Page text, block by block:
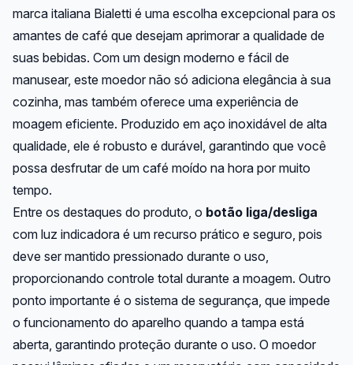
marca italiana Bialetti é uma escolha excepcional para os
amantes de café que desejam aprimorar a qualidade de
suas bebidas. Com um design moderno e fácil de
manusear, este moedor não só adiciona elegância à sua
cozinha, mas também oferece uma experiência de
moagem eficiente. Produzido em aço inoxidável de alta
qualidade, ele é robusto e durável, garantindo que você
possa desfrutar de um café moído na hora por muito
tempo.
Entre os destaques do produto, o botão liga/desliga
com luz indicadora é um recurso prático e seguro, pois
deve ser mantido pressionado durante o uso,
proporcionando controle total durante a moagem. Outro
ponto importante é o sistema de segurança, que impede
o funcionamento do aparelho quando a tampa está
aberta, garantindo proteção durante o uso. O moedor